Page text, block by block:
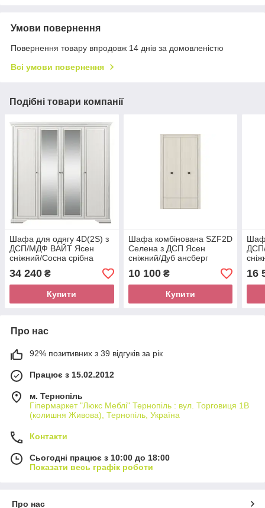
Умови повернення
Повернення товару впродовж 14 днів за домовленістю
Всі умови повернення
Подібні товари компанії
Шафа для одягу 4D(2S) з
ДСП/МДФ ВАЙТ Ясен
сніжний/Сосна срібна
34 240 ₴
Купити
Шафа комбінована SZF2D
Селена з ДСП Ясен
сніжний/Дуб ансберг
10 100₴
Купити
16
Про нас
92% позитивних з 39 відгуків за рік
Працює з 15.02.2012
м. Тернопіль
Гіпермаркет "Люкс Меблі" Тернопіль : вул. Торговиця 1В
(колишня Живова), Тернопіль, Україна
Контакти
Сьогодні працює з 10:00 до 18:00
Показати весь графік роботи
Про нас